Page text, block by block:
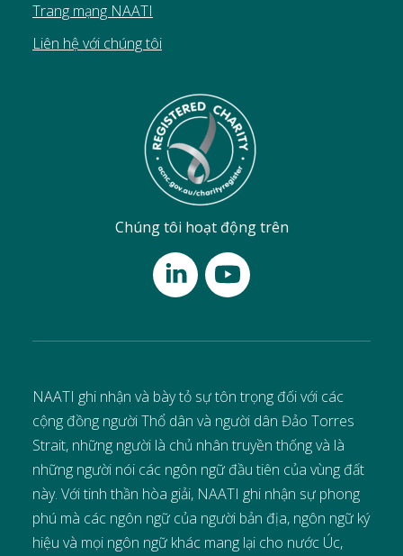
Trang mạng NAATI
Liên hệ với chúng tôi
Chúng tôi hoạt động trên
NAATI ghi nhận và bày tỏ sự tôn trọng đối với các
cộng đồng người Thổ dân và người dân Đảo Torres
Strait, những người là chủ nhân truyền thống và là
những người nói các ngôn ngữ đầu tiên của vùng đất
này. Với tinh thần hòa giải, NAATI ghi nhận sự phong
phú mà các ngôn ngữ của người bản địa, ngôn ngữ ký
hiệu và mọi ngôn ngữ khác mang lại cho nước Úc,